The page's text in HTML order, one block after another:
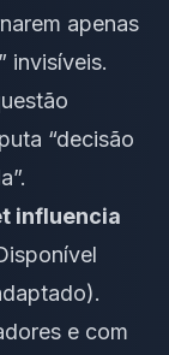
apenas
invisíveis.
“decisão
influencia
e com